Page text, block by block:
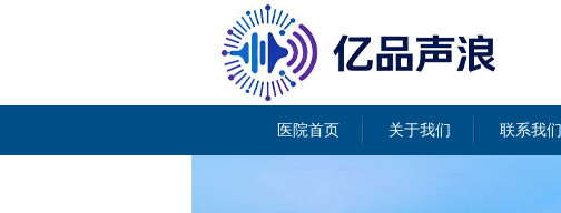
医院首页 关于我们 联系我们